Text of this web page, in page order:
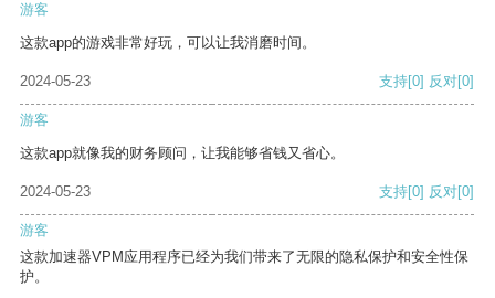
游客
这款app的游戏非常好玩，可以让我消磨时间。
2024-05-23 支持[0] 反对[0]
游客
这款app就像我的财务顾问，让我能够省钱又省心。
2024-05-23 支持[0] 反对[0]
游客
这款加速器VPM应用程序已经为我们带来了无限的隐私保护和安全性保
护。